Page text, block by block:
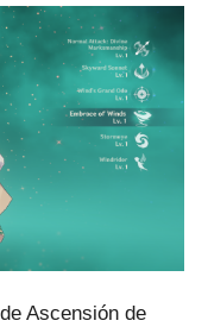
Ascensión de